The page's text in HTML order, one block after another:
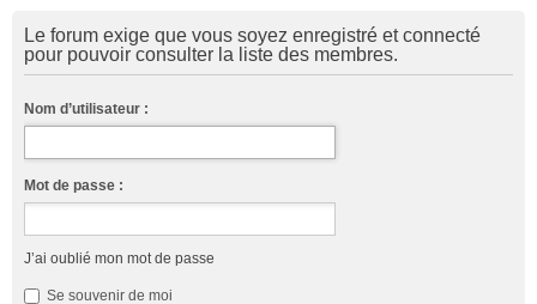
Le forum exige que vous soyez enregistré et connecté
pour pouvoir consulter la liste des membres.
Nom d’utilisateur :
Mot de passe :
J’ai oublié mon mot de passe
Se souvenir de moi